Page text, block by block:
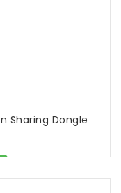
Sharing Dongle